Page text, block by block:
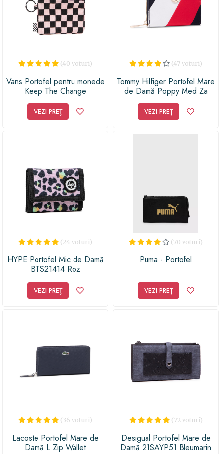
(40 voturi)
Vans Portofel pentru monede
Keep The Change
VEZI PREȚ
(47 voturi)
Tommy Hilfiger Portofel Mare
de Damă Poppy Med Za
VEZI PREȚ
(24 voturi)
HYPE Portofel Mic de Damă
BTS21414 Roz
VEZI PREȚ
(70 voturi)
Puma - Portofel
VEZI PREȚ
(36 voturi)
Lacoste Portofel Mare de
Damă L Zip Wallet
(72 voturi)
Desigual Portofel Mare de
Damă 21SAYP51 Bleumarin